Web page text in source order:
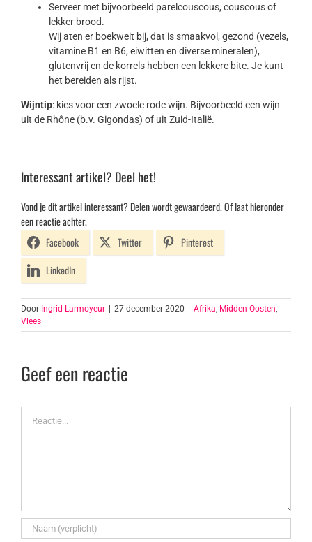
Serveer met bijvoorbeeld parelcouscous, couscous of
lekker brood.
Wij aten er boekweit bij, dat is smaakvol, gezond (vezels,
vitamine B1 en B6, eiwitten en diverse mineralen),
glutenvrij en de korrels hebben een lekkere bite. Je kunt
het bereiden als rijst.
Wijntip: kies voor een zwoele rode wijn. Bijvoorbeeld een wijn
uit de Rhône (b.v. Gigondas) of uit Zuid-Italië.
Interessant artikel? Deel het!
Vond je dit artikel interessant? Delen wordt gewaardeerd. Of laat hieronder
een reactie achter.
Facebook
Twitter
Pinterest
LinkedIn
Door Ingrid Larmoyeur | 27 december 2020 | Afrika Midden-Oosten
Vlees
Geef een reactie